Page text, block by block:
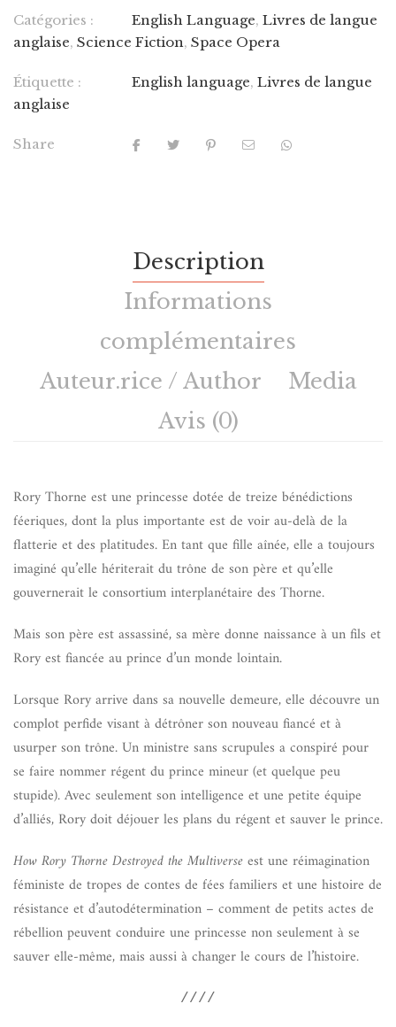
Catégories : English Language, Livres de langue
anglaise, Science Fiction, Space Opera
Étiquette : English language, Livres de langue
anglaise
Share
Description
Informations
complémentaires
Auteur.rice / Author
Media
Avis (0)
Rory Thorne est une princesse dotée de treize bénédictions
féeriques, dont la plus importante est de voir au-delà de la
flatterie et des platitudes. En tant que fille aînée, elle a toujours
imaginé qu’elle hériterait du trône de son père et qu’elle
gouvernerait le consortium interplanétaire des Thorne.
Mais son père est assassiné, sa mère donne naissance à un fils et
Rory est fiancée au prince d’un monde lointain.
Lorsque Rory arrive dans sa nouvelle demeure, elle découvre un
complot perfide visant à détrôner son nouveau fiancé et à
usurper son trône. Un ministre sans scrupules a conspiré pour
se faire nommer régent du prince mineur (et quelque peu
stupide). Avec seulement son intelligence et une petite équipe
d’alliés, Rory doit déjouer les plans du régent et sauver le prince.
How Rory Thorne Destroyed the Multiverseest une réimagination
féministe de tropes de contes de fées familiers et une histoire de
résistance et d’autodétermination – comment de petits actes de
rébellion peuvent conduire une princesse non seulement à se
sauver elle-même, mais aussi à changer le cours de l’histoire.
////